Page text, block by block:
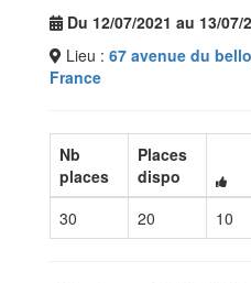
Du 12/07/2021 au 13/07/
Lieu : 67 avenue du
France
Nb
places
Places
dispo
30
20 10